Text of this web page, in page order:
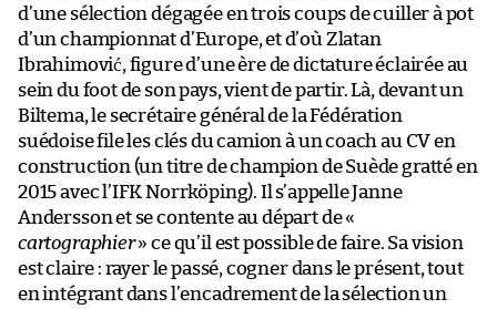
d’une sélection dégagée en trois coups de cuiller à pot
d’un championnat d’Europe, et d’où Zlatan
Ibrahimović, figure d’une ère de dictature éclairée au
sein du foot de son pays, vient de partir. Là, devant un
Biltema, le secrétaire général de la Fédération
suédoise file les clés du camion à un coach au CV en
construction (un titre de champion de Suède gratté en
2015 avec l’IFK Norrköping). Il s’appelle Janne
Andersson et se contente au départ de «
cartographier» ce qu’il est possible de faire. Sa vision
est claire : rayer le passé, cogner dans le présent, tout
en intégrant dans l’encadrement de la sélection un